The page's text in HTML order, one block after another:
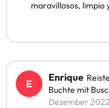
maravillosos, limpio
Enrique
Buchte mit
Dezember 2022